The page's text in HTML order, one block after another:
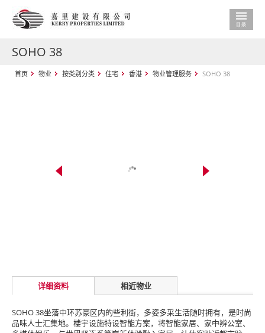
SOHO 38
首页 物业 按类别分类 住宅 香港 物业管理服务 SOHO 38
详细资料 相近物业
SOHO 38坐落中环苏豪区内的些利街，多姿多采生活随时拥有，是时尚
品味人士汇集地。楼宇设施特设智能方案，将智能家居、家中辨公室、